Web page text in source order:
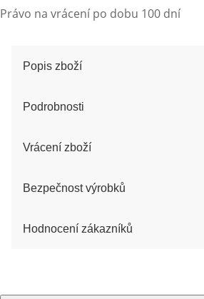
Právo na vrácení po dobu 100 dní
Popis zboží
Podrobnosti
Vrácení zboží
Bezpečnost výrobků
Hodnocení zákazníků